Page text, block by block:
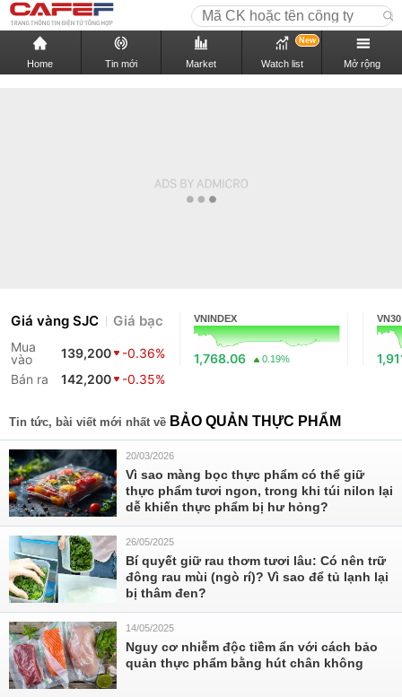
Home Tin mới Market Watch list
New
Mở rộng
Giá vàng SJC Giá bạc
Mua
vào
139,200
-0.36%
Bán ra
142,200 -0.35%
VNINDEX
1,768.06 0.19%
VN30
Tin tức, bài viết mới nhất về BẢO QUẢN THỰC PHẨM
20/03/2026
Vì sao màng bọc thực phẩm có thể giữ
thực phẩm tươi ngon, trong khi túi nilon lại
dễ khiến thực phẩm bị hư hỏng?
26/05/2025
Bí quyết giữ rau thơm tươi lâu: Có nên trữ
đông rau mùi (ngò rí)? Vì sao để tủ lạnh lại
bị thâm đen?
14/05/2025
Nguy cơ nhiễm độc tiềm ẩn với cách bảo
quản thực phẩm bằng hút chân không